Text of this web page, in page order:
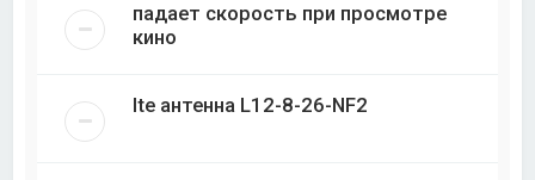
падает скорость при просмотре
кино
lte антенна L12-8-26-NF2